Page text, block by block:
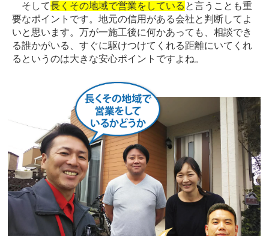
そして長くその地域で営業をしている と言うことも重
要なポイントです。地元の信用がある会社と判断してよ
いと思います。万が一施工後に何かあっても、相談でき
る誰かがいる、すぐに駆けつけてくれる距離にいてくれ
るというのは大きな安心ポイントですよね。